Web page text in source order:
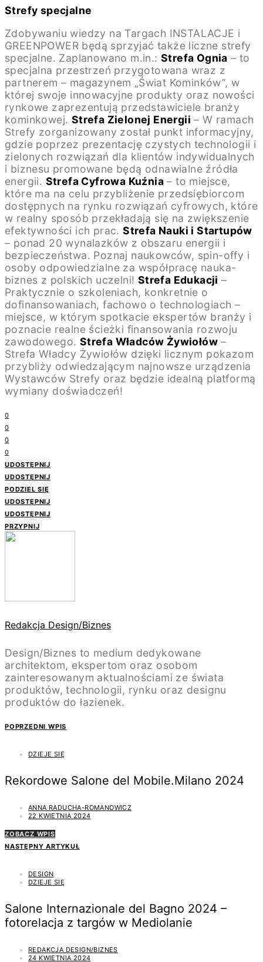
Strefy specjalne
Zdobywaniu wiedzy na Targach INSTALACJE i
GREENPOWER będą sprzyjać także liczne strefy
specjalne. Zaplanowano m.in.: Strefa Ognia – to
specjalna przestrzeń przygotowana wraz z
partnerem – magazynem „Świat Kominków”, w
której swoje innowacyjne produkty oraz nowości
rynkowe zaprezentują przedstawiciele branży
kominkowej. Strefa Zielonej Energii – W ramach
Strefy zorganizowany został punkt informacyjny,
gdzie poprzez prezentację czystych technologii i
zielonych rozwiązań dla klientów indywidualnych
i biznesu promowane będą odnawialne źródła
energii. Strefa Cyfrowa Kuźnia – to miejsce,
które ma na celu przybliżenie przedsiębiorcom
dostępnych na rynku rozwiązań cyfrowych, które
w realny sposób przekładają się na zwiększenie
efektywności ich prac.Strefa Nauki i Startupów
– ponad 20 wynalazków z obszaru energii i
bezpieczeństwa. Poznaj naukowców, spin-offy i
osoby odpowiedzialne za współpracę nauka-
biznes z polskich uczelni! Strefa Edukacji –
Praktycznie o szkoleniach, konkretnie o
dofinansowaniach, fachowo o technologiach –
miejsce, w którym spotkacie ekspertów branży i
poznacie realne ścieżki finansowania rozwoju
zawodowego. Strefa Władców Żywiołów –
Strefa Władcy Żywiołów dzięki licznym pokazom
przybliży odwiedzającym najnowsze urządzenia
Wystawców Strefy oraz będzie idealną platformą
wymiany doświadczeń!
0
0
0
0
UDOSTĘPNIJ
UDOSTĘPNIJ
PODZIEL SIĘ
UDOSTĘPNIJ
UDOSTĘPNIJ
PRZYPNIJ
Redakcja Design/Biznes
Design/Biznes to medium dedykowane
architektom, ekspertom oraz osobom
zainteresowanym aktualnościami ze świata
produktów, technologii, rynku oraz designu
produktów do łazienek.
POPRZEDNI WPIS
DZIEJE SIĘ
Rekordowe Salone del Mobile.Milano 2024
ANNA RADUCHA-ROMANOWICZ
22 KWIETNIA 2024
ZOBACZ WPIS
NASTĘPNY ARTYKUŁ
DESIGN
DZIEJE SIĘ
Salone Internazionale del Bagno 2024 –
fotorelacja z targów w Mediolanie
REDAKCJA DESIGN/BIZNES
24 KWIETNIA 2024